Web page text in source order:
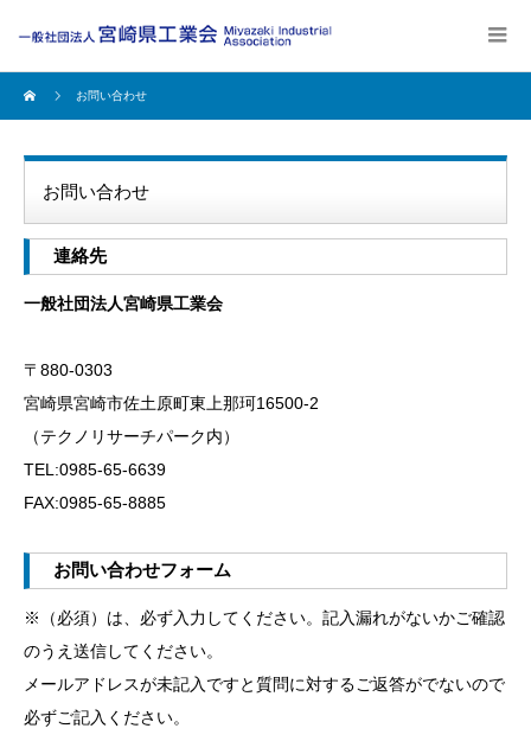
お問い合わせ
お問い合わせ
連絡先
一般社団法人宮崎県工業会
〒880-0303
宮崎県宮崎市佐土原町東上那珂16500-2
（テクノリサーチパーク内）
TEL:0985-65-6639
FAX:0985-65-8885
お問い合わせフォーム
※（必須）は、必ず入力してください。記入漏れがないかご確認
のうえ送信してください。
メールアドレスが未記入ですと質問に対するご返答がでないので
必ずご記入ください。